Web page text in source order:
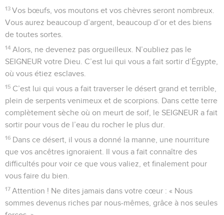
13 Vos bœufs, vos moutons et vos chèvres seront nombreux.
Vous aurez beaucoup d’argent, beaucoup d’or et des biens
de toutes sortes.
14 Alors, ne devenez pas orgueilleux. N’oubliez pas le
SEIGNEUR votre Dieu. C’est lui qui vous a fait sortir d’Égypte,
où vous étiez esclaves.
15 C’est lui qui vous a fait traverser le désert grand et terrible,
plein de serpents venimeux et de scorpions. Dans cette terre
complètement sèche où on meurt de soif, le SEIGNEUR a fait
sortir pour vous de l’eau du rocher le plus dur.
16 Dans ce désert, il vous a donné la manne, une nourriture
que vos ancêtres ignoraient. Il vous a fait connaître des
difficultés pour voir ce que vous valiez, et finalement pour
vous faire du bien.
17 Attention ! Ne dites jamais dans votre cœur : « Nous
sommes devenus riches par nous-mêmes, grâce à nos seules